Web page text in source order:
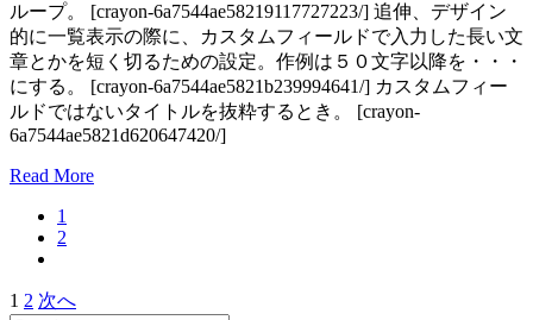
ループ。 [crayon-6a7544ae58219117727223/] 追伸、デザイン
的に一覧表示の際に、カスタムフィールドで入力した長い文
章とかを短く切るための設定。作例は５０文字以降を・・・
にする。 [crayon-6a7544ae5821b239994641/] カスタムフィー
ルドではないタイトルを抜粋するとき。 [crayon-
6a7544ae5821d620647420/]
Read More
1
2
投
1 2 次へ